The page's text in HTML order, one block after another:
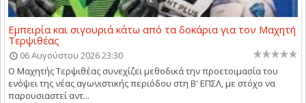
Εμπειρία και σιγουριά κάτω από τα δοκάρια για τον Μαχητή
Τερψιθέας
06 Αυγούστου 2026 23:30
Ο Μαχητής Τερψιθέας συνεχίζει μεθοδικά την προετοιμασία του
ενόψει της νέας αγωνιστικής περιόδου στη Β' ΕΠΣΛ, με στόχο να
παρουσιαστεί αντ...